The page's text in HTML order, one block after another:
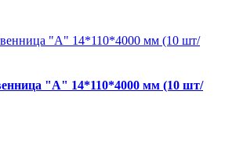
"А" 14*110*4000 мм (10 шт/